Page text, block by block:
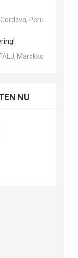
Peru
Marokko
NU